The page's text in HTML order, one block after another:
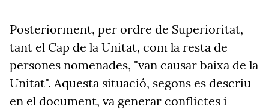
Posteriorment, per ordre de Superioritat,
tant el Cap de la Unitat, com la resta de
persones nomenades, "van causar baixa de la
Unitat". Aquesta situació, segons es descriu
en el document, va generar conflictes i